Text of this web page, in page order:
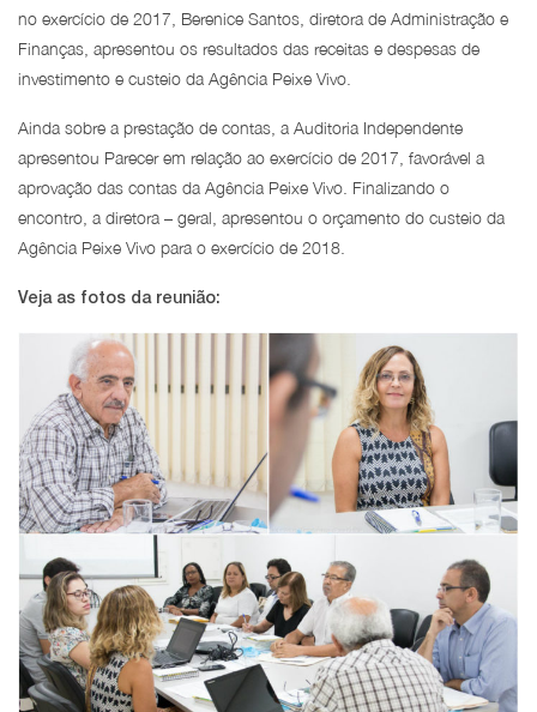
no exercício de 2017, Berenice Santos, diretora de Administração e
Finanças, apresentou os resultados das receitas e despesas de
investimento e custeio da Agência Peixe Vivo.
Ainda sobre a prestação de contas, a Auditoria Independente
apresentou Parecer em relação ao exercício de 2017, favorável a
aprovação das contas da Agência Peixe Vivo. Finalizando o
encontro, a diretora – geral, apresentou o orçamento do custeio da
Agência Peixe Vivo para o exercício de 2018.
Veja as fotos da reunião: